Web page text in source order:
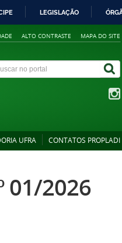
LEGISLAÇÃO
ALTO CONTRASTE MAPA DO SITE
UFRA CONTATOS PROPLADI
01/2026